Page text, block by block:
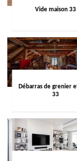
Vide maison 33
Débarras de grenier
33